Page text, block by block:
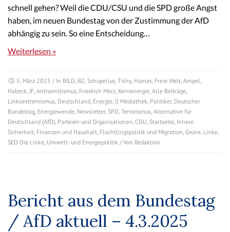
schnell gehen? Weil die CDU/CSU und die SPD große Angst
haben, im neuen Bundestag von der Zustimmung der AfD
abhängig zu sein. So eine Entscheidung…
Weiterlesen »
5. März 2025 / In BILD BZ Schupelius Tichy, Hamas Freie Welt Ampel
Habeck JF Antisemitismus Friedrich Merz Kernenergie Alle Beiträge
Linksextremismus Deutschland Energie 0 Mediathek Politiker, Deutscher
Bundestag Energiewende Newsletter, SPD Terrorismus Alternative für
Deutschland (AfD) Parteien und Organisationen CDU Startseite Innere
Sicherheit Finanzen und Haushalt Flüchtlingspolitik und Migration Grüne Linke
SED Die Linke Umwelt- und Energiepolitik / Von Redaktion
Bericht aus dem Bundestag
/ AfD aktuell – 4.3.2025